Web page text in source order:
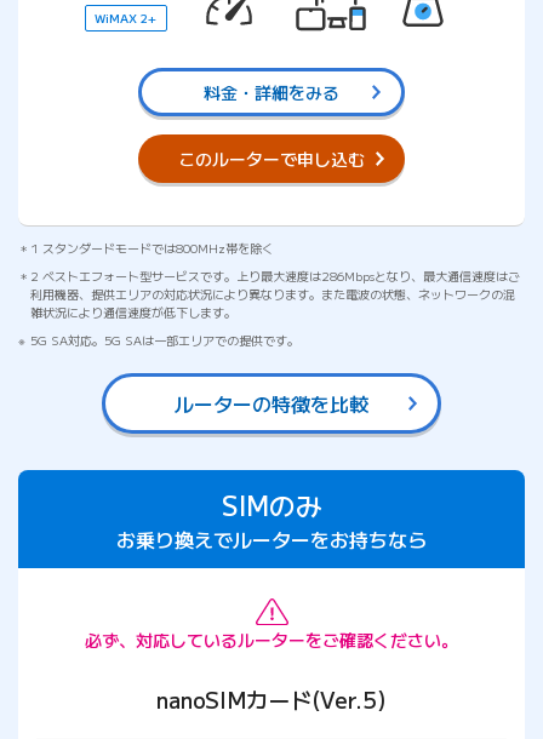
WiMAX 2+
料金・詳細をみる
このルーターで申し込む
1 スタンダードモードでは800MHz帯を除く
2 ベストエフォート型サービスです。上り最大速度は286Mbpsとなり、最大通信速度はご
利用機器、提供エリアの対応状況により異なります。また電波の状態、ネットワークの混
雑状況により通信速度が低下します。
5G SA対応。5G SAは一部エリアでの提供です。
ルーターの特徴を比較
SIMのみ
お乗り換えでルーターをお持ちなら
必ず、対応しているルーターをご確認ください。
nanoSIMカード(Ver.5)